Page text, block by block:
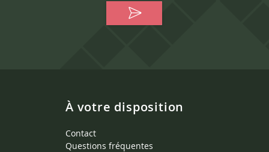
À votre disposition
Contact
Questions fréquentes